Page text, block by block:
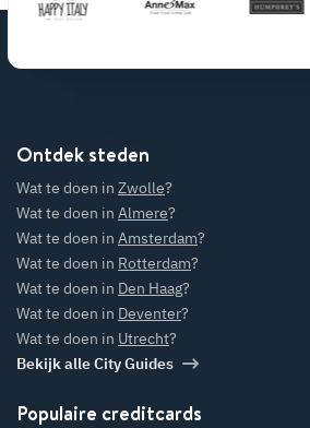
Ontdek steden
Wat te doen in Zwolle?
Wat te doen in Almere?
Wat te doen in Amsterdam?
Wat te doen in Rotterdam?
Wat te doen in Den Haag?
Wat te doen in Deventer?
Wat te doen in Utrecht?
Bekijk alle City Guides
Populaire creditcards